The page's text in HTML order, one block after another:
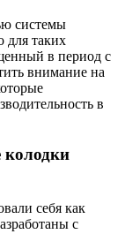
системы
для таких
в период с
внимание на
в
колодки
себя как
с